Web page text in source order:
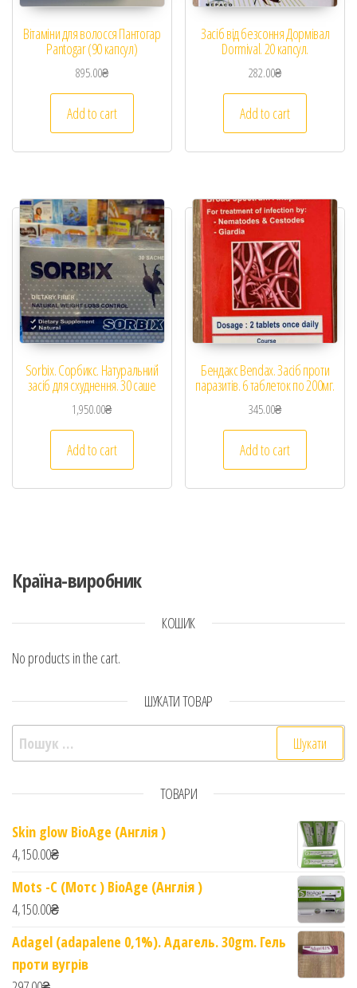
Вітаміни для волосся Пантогар
Pantogar (90 капсул)
895.00₴
Add to cart
Засіб від безсоння Дормівал
Dormival. 20 капсул.
282.00₴
Add to cart
Sorbix. Сорбикс. Натуральний
засіб для схуднення. 30 саше
1,950.00₴
Add to cart
Бендакс Bendax. Засіб проти
паразитів. 6 таблеток по 200мг.
345.00₴
Add to cart
Країна-виробник
КОШИК
No products in the cart.
ШУКАТИ ТОВАР
Пошук:
ТОВАРИ
Skin glow BioAge (Англія )
4,150.00₴
Mots -C (Мотс ) BioAge (Англія )
4,150.00₴
Adagel (adapalene 0,1%). Адагель. 30gm. Гель
проти вугрів